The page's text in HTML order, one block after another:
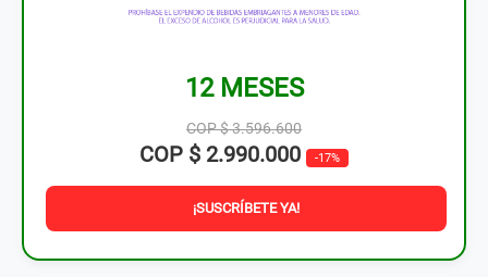
12 MESES
COP $ 3.596.600
COP $ 2.990.000 -17%
¡SUSCRÍBETE YA!